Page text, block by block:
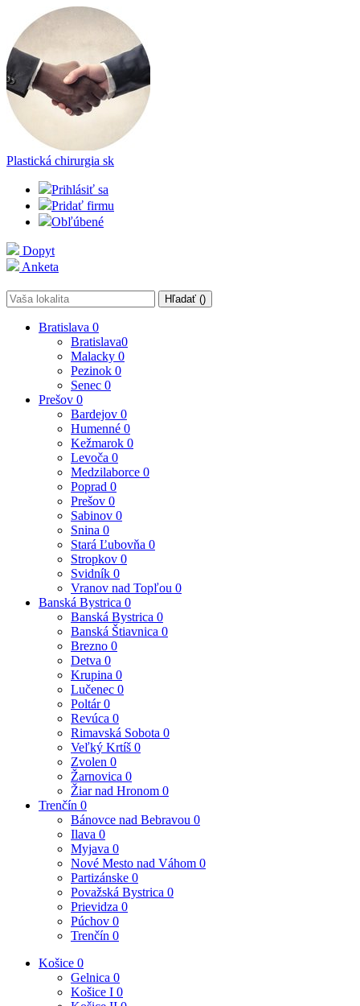
Plastická chirurgia sk
Prihlásiť sa
Pridať firmu
Obľúbené
Dopyt
Anketa
Hľadať ()
Bratislava 0
Bratislava0
Malacky 0
Pezinok 0
Senec 0
Prešov 0
Bardejov 0
Humenné 0
Kežmarok 0
Levoča 0
Medzilaborce 0
Poprad 0
Prešov 0
Sabinov 0
Snina 0
Stará Ľubovňa 0
Stropkov 0
Svidník 0
Vranov nad Topľou 0
Banská Bystrica 0
Banská Bystrica 0
Banská Štiavnica 0
Brezno 0
Detva 0
Krupina 0
Lučenec 0
Poltár0
Revúca 0
Rimavská Sobota 0
Veľký Krtíš 0
Zvolen 0
Žarnovica 0
Žiar nad Hronom 0
Trenčín 0
Bánovce nad Bebravou 0
Ilava 0
Myjava 0
Nové Mesto nad Váhom 0
Partizánske 0
Považská Bystrica 0
Prievidza 0
Púchov 0
Trenčín 0
Košice 0
Gelnica 0
Košice I 0